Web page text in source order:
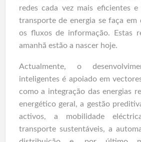
redes cada vez mais eficientes
transporte de energia se faça em
os fluxos de informação. Estas
amanhã estão a nascer hoje.
Actualmente, o
inteligentes é apoiado em
como a integração das energias
energético geral, a gestão
activos, a mobilidade
transporte sustentáveis, a